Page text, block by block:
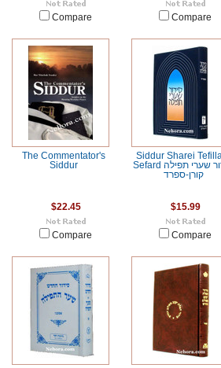
Compare Compare
The Commentator's
Siddur
$22.45
Compare
Siddur Sharei
Sefard סידור שערי תפילה
קורן-ספרד
$15.99
Compare